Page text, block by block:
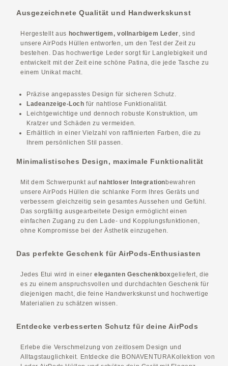
Ausgezeichnete Qualität und Handwerkskunst
Hergestellt aus hochwertigem, vollnarbigem Leder, sind
unsere AirPods Hüllen entworfen, um den Test der Zeit zu
bestehen. Das hochwertige Leder sorgt für Langlebigkeit und
entwickelt mit der Zeit eine schöne Patina, die jede Tasche zu
einem Unikat macht.
Präzise angepasstes Design für sicheren Schutz.
Ladeanzeige-Loch für nahtlose Funktionalität.
Leichtgewichtige und dennoch robuste Konstruktion, um
Kratzer und Schäden zu vermeiden.
Erhältlich in einer Vielzahl von raffinierten Farben, die zu
Ihrem persönlichen Stil passen.
Minimalistisches Design, maximale Funktionalität
Mit dem Schwerpunkt aufnahtloser Integrationbewahren
unsere AirPods Hüllen die schlanke Form Ihres Geräts und
verbessern gleichzeitig sein gesamtes Aussehen und Gefühl.
Das sorgfältig ausgearbeitete Design ermöglicht einen
einfachen Zugang zu den Lade- und Kopplungsfunktionen,
ohne Kompromisse bei der Ästhetik einzugehen.
Das perfekte Geschenk für AirPods-Enthusiasten
Jedes Etui wird in einer eleganten Geschenkboxgeliefert, die
es zu einem anspruchsvollen und durchdachten Geschenk für
diejenigen macht, die feine Handwerkskunst und hochwertige
Materialien zu schätzen wissen.
Entdecke verbesserten Schutz für deine AirPods
Erlebe die Verschmelzung von zeitlosem Design und
Alltagstauglichkeit. Entdecke die BONAVENTURAKollektion von